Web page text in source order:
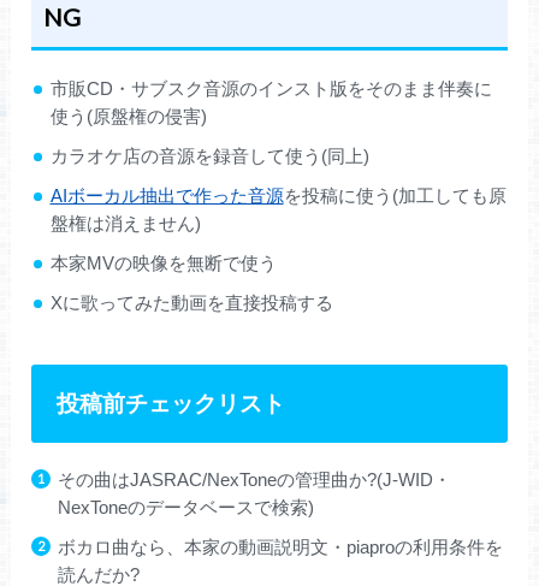
NG
市販CD・サブスク音源のインスト版をそのまま伴奏に
使う(原盤権の侵害)
カラオケ店の音源を録音して使う(同上)
AIボーカル抽出で作った音源を投稿に使う(加工しても原
盤権は消えません)
本家MVの映像を無断で使う
Xに歌ってみた動画を直接投稿する
投稿前チェックリスト
その曲はJASRAC/NexToneの管理曲か?(J-WID・
NexToneのデータベースで検索)
ボカロ曲なら、本家の動画説明文・piaproの利用条件を
読んだか?